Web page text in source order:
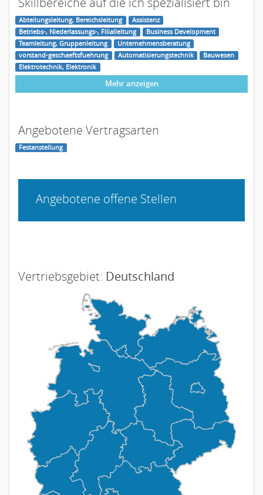
Abteilungsleitung, Bereichsleitung
Assistenz
Betriebs-, Niederlassungs-, Filialleitung
Business Development
Teamleitung, Gruppenleitung
Unternehmensberatung
vorstand-geschaeftsfuehrung
Automatisierungstechnik
Bauwesen
Elektrotechnik, Elektronik
Mehr anzeigen
Angebotene Vertragsarten
Festanstellung
Angebotene offene Stellen
Vertriebsgebiet: Deutschland